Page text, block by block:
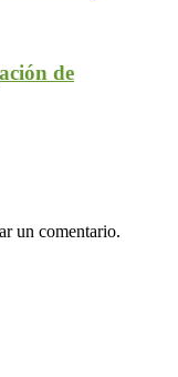
de
un comentario.